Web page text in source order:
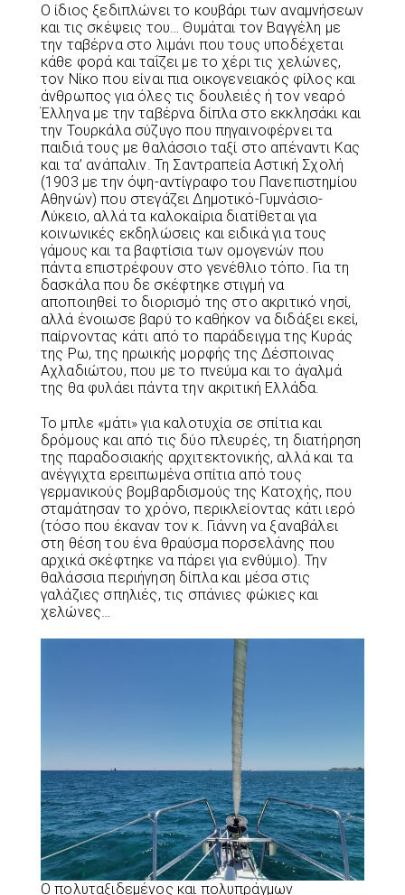
Ο ίδιος ξεδιπλώνει το κουβάρι των αναμνήσεων
και τις σκέψεις του… Θυμάται τον Βαγγέλη με
την ταβέρνα στο λιμάνι που τους υποδέχεται
κάθε φορά και ταΐζει με το χέρι τις χελώνες,
τον Νίκο που είναι πια οικογενειακός φίλος και
άνθρωπος για όλες τις δουλειές ή τον νεαρό
Έλληνα με την ταβέρνα δίπλα στο εκκλησάκι και
την Τουρκάλα σύζυγο που πηγαινοφέρνει τα
παιδιά τους με θαλάσσιο ταξί στο απέναντι Κας
και τα’ ανάπαλιν. Τη Σαντραπεία Αστική Σχολή
(1903 με την όψη-αντίγραφο του Πανεπιστημίου
Αθηνών) που στεγάζει Δημοτικό-Γυμνάσιο-
Λύκειο, αλλά τα καλοκαίρια διατίθεται για
κοινωνικές εκδηλώσεις και ειδικά για τους
γάμους και τα βαφτίσια των ομογενών που
πάντα επιστρέφουν στο γενέθλιο τόπο. Για τη
δασκάλα που δε σκέφτηκε στιγμή να
αποποιηθεί το διορισμό της στο ακριτικό νησί,
αλλά ένοιωσε βαρύ το καθήκον να διδάξει εκεί,
παίρνοντας κάτι από το παράδειγμα της Κυράς
της Ρω, της ηρωικής μορφής της Δέσποινας
Αχλαδιώτου, που με το πνεύμα και το άγαλμά
της θα φυλάει πάντα την ακριτική Ελλάδα.
Το μπλε «μάτι» για καλοτυχία σε σπίτια και
δρόμους και από τις δύο πλευρές, τη διατήρηση
της παραδοσιακής αρχιτεκτονικής, αλλά και τα
ανέγγιχτα ερειπωμένα σπίτια από τους
γερμανικούς βομβαρδισμούς της Κατοχής, που
σταμάτησαν το χρόνο, περικλείοντας κάτι ιερό
(τόσο που έκαναν τον κ. Γιάννη να ξαναβάλει
στη θέση του ένα θραύσμα πορσελάνης που
αρχικά σκέφτηκε να πάρει για ενθύμιο). Την
θαλάσσια περιήγηση δίπλα και μέσα στις
γαλάζιες σπηλιές, τις σπάνιες φώκιες και
χελώνες…
Ο πολυταξιδεμένος και πολυπράγμων